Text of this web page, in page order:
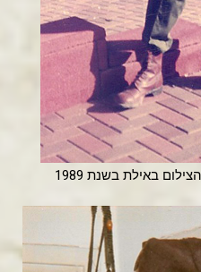
באילת בשנת 1989